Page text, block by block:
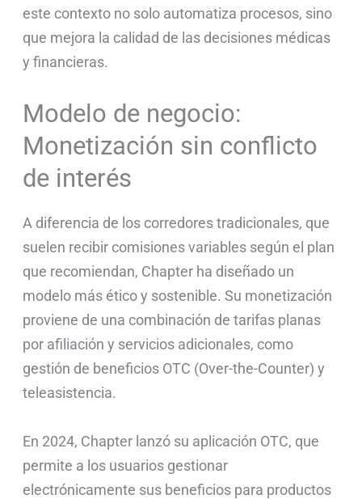
este contexto no solo automatiza procesos, sino
que mejora la calidad de las decisiones médicas
y financieras.
Modelo de negocio:
Monetización sin conflicto
de interés
A diferencia de los corredores tradicionales, que
suelen recibir comisiones variables según el plan
que recomiendan, Chapter ha diseñado un
modelo más ético y sostenible. Su monetización
proviene de una combinación de tarifas planas
por afiliación y servicios adicionales, como
gestión de beneficios OTC (Over-the-Counter) y
teleasistencia.
En 2024, Chapter lanzó su aplicación OTC, que
permite a los usuarios gestionar
electrónicamente sus beneficios para productos